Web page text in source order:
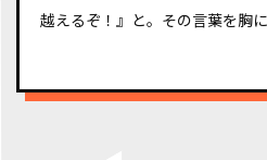
越えるぞ！』と。その言葉を胸